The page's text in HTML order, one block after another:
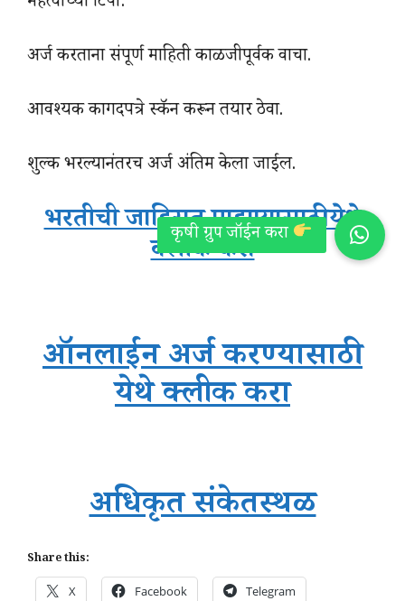
अर्ज करताना संपूर्ण माहिती काळजीपूर्वक वाचा.
आवश्यक कागदपत्रे स्कॅन करून तयार ठेवा.
शुल्क भरल्यानंतरच अर्ज अंतिम केला जाईल.
भरतीची जाहिरात पाहण्यासाठी येथे
क्लीक करा
ऑनलाईन अर्ज करण्यासाठी
येथे क्लीक करा
अधिकृत संकेतस्थळ
Share this:
X Facebook Telegram